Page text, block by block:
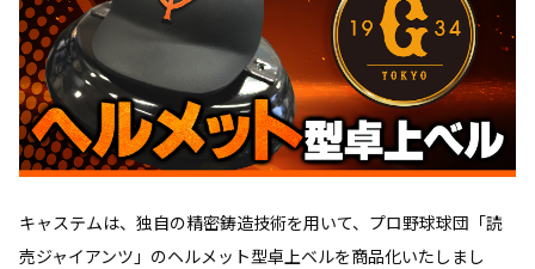
キャステムは、独自の精密鋳造技術を用いて、プロ野球球団「読
売ジャイアンツ」のヘルメット型卓上ベルを商品化いたしまし